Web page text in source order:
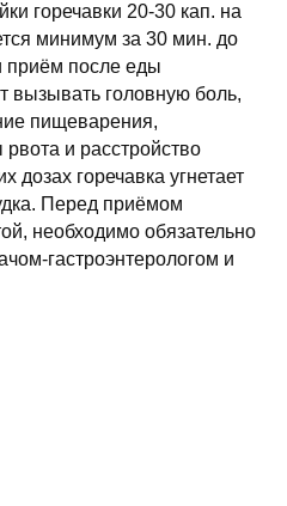
горечавки 20-30 кап. на
минимум за 30 мин. до
приём после еды
вызывать головную боль,
пищеварения,
и расстройство
дозах горечавка угнетает
Перед приёмом
необходимо обязательно
гастроэнтерологом и